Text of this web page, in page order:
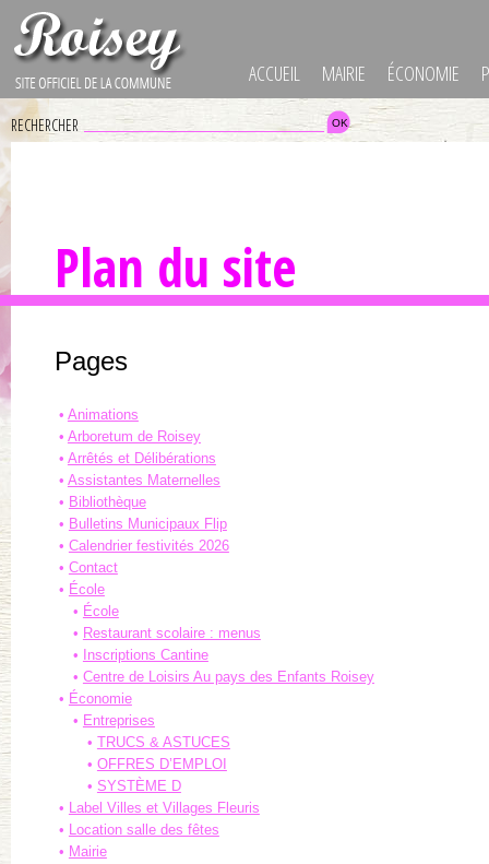
ACCUEIL MAIRIE ÉCONOMIE
RECHERCHER
Plan du site
Pages
Animations
Arboretum de Roisey
Arrêtés et Délibérations
Assistantes Maternelles
Bibliothèque
Bulletins Municipaux Flip
Calendrier festivités 2026
Contact
École
École
Restaurant scolaire : menus
Inscriptions Cantine
Centre de Loisirs Au pays des Enfants Roisey
Économie
Entreprises
TRUCS & ASTUCES
OFFRES D’EMPLOI
SYSTÈME D
Label Villes et Villages Fleuris
Location salle des fêtes
Mairie